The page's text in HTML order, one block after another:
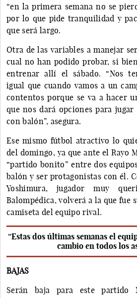
“en la primera semana no se
por lo que pide tranquilidad y
que será largo.
Otra de las variables a manejar
cual no han podido probar, si
entrenar allí el sábado. “Nos
igual que cuando vamos a un
contentos porque se va a hacer
que nos dará opciones para
con balón”, asegura.
Ese mismo fútbol atractivo lo
del domingo, ya que ante el Rayo
“partido bonito” entre dos
balón y ser protagonistas con él.
Yoshimura, jugador muy
Balompédica, volverá a la que fue
camiseta del equipo rival.
“Estas dos últimas semanas el
cambio en todos los
BAJAS
Serán baja para este partido